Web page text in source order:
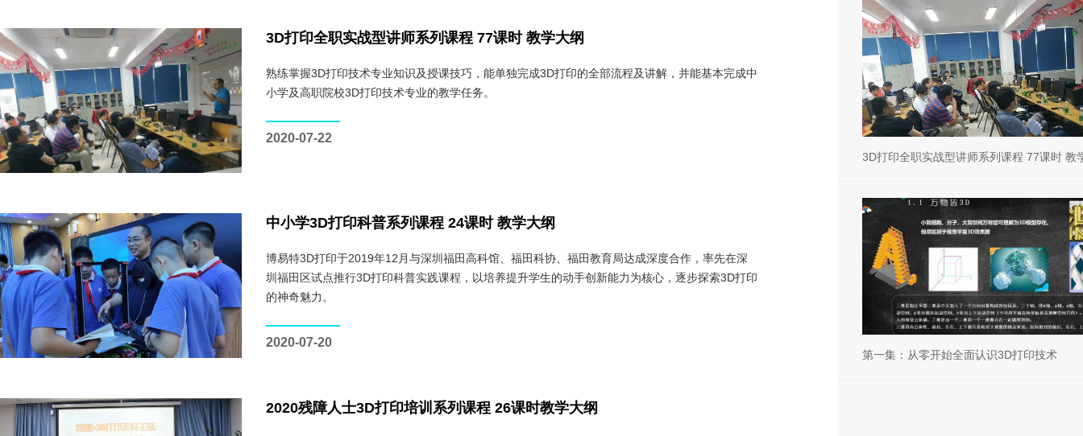
3D打印全职实战型讲师系列课程 77课时 教学大纲
熟练掌握3D打印技术专业知识及授课技巧，能单独完成3D打印的全部流程及讲解，并能基本完成中
小学及高职院校3D打印技术专业的教学任务。
2020-07-22
中小学3D打印科普系列课程 24课时 教学大纲
博易特3D打印于2019年12月与深圳福田高科馆、福田科协、福田教育局达成深度合作，率先在深
圳福田区试点推行3D打印科普实践课程，以培养提升学生的动手创新能力为核心，逐步探索3D打印
的神奇魅力。
2020-07-20
2020残障人士3D打印培训系列课程 26课时教学大纲
3D打印全职实战型讲师系列课程 77课时 教
第一集：从零开始全面认识3D打印技术